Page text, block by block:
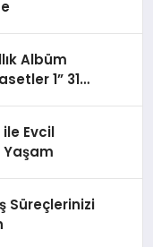
Albüm
1” 31
Evcil
Yaşam
Süreçlerinizi